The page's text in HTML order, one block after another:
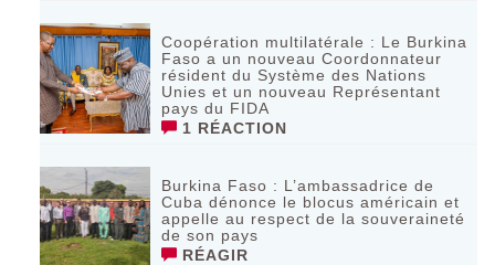
Coopération multilatérale : Le Burkina
Faso a un nouveau Coordonnateur
résident du Système des Nations
Unies et un nouveau Représentant
pays du FIDA
1 RÉACTION
Burkina Faso : L’ambassadrice de
Cuba dénonce le blocus américain et
appelle au respect de la souveraineté
de son pays
RÉAGIR